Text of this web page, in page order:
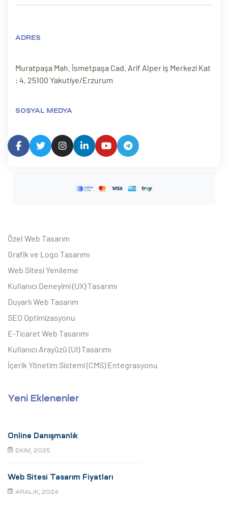
ADRES
Muratpaşa Mah. İsmetpaşa Cad. Arif Alper iş Merkezi Kat
: 4, 25100 Yakutiye/Erzurum
SOSYAL MEDYA
Özel Web Tasarım
Grafik ve Logo Tasarımı
Web Sitesi Yenileme
Kullanıcı Deneyimi (UX) Tasarımı
Duyarlı Web Tasarım
SEO Optimizasyonu
E-Ticaret Web Tasarımı
Kullanıcı Arayüzü (UI) Tasarımı
İçerik Yönetim Sistemi (CMS) Entegrasyonu
Yeni Eklenenler
Online Danışmanlık
EKIM, 2025
Web Sitesi Tasarım Fiyatları
ARALIK, 2024